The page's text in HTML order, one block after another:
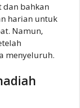
dan bahkan
harian untuk
Namun,
menyeluruh.